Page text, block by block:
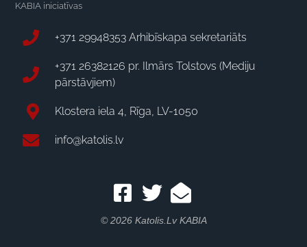
KABIA iniciatīvas
+371 29948353 Arhibīskapa sekretariāts
+371 26382126 pr. Ilmārs Tolstovs (Mediju
pārstāvjiem)
Klostera iela 4, Rīga, LV-1050
info@katolis.lv
© 2026 Katolis.lv KABIA